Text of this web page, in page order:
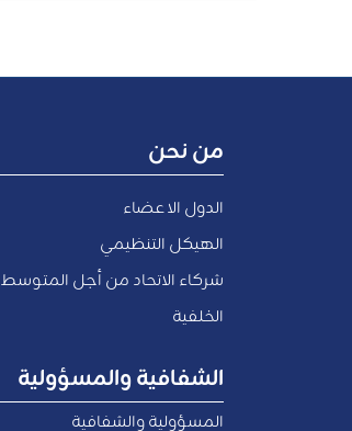
من نحن
الدول الاعضاء
الهيكل التنظيمي
شركاء الاتحاد من أجل المتوسط
الخلفية
الشفافية والمسؤولية
المسؤولية والشفافية